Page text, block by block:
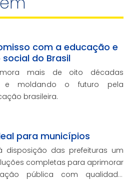
com a educação e
do Brasil
mais de oito décadas
e moldando o futuro pela
brasileira.
para municípios
disposição das prefeituras um
completas para aprimorar
pública com qualidade,